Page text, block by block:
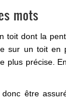
mots
toit dont la
sur un toit en
plus précise.
donc être